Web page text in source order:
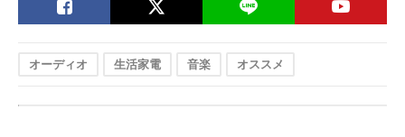
オーディオ 生活家電 音楽 オススメ